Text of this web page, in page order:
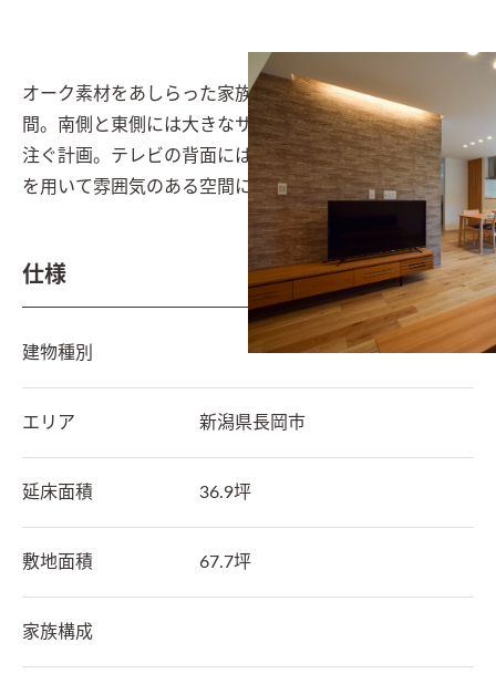
オーク素材をあしらった家族が自然と集まるリビング空
間。南側と東側には大きなサッシを設け、自然光が降り
注ぐ計画。テレビの背面にはタイル柄の壁紙と間接照明
を用いて雰囲気のある空間に仕上げた。
仕様
建物種別
エリア 新潟県長岡市
延床面積 36.9坪
敷地面積 67.7坪
家族構成